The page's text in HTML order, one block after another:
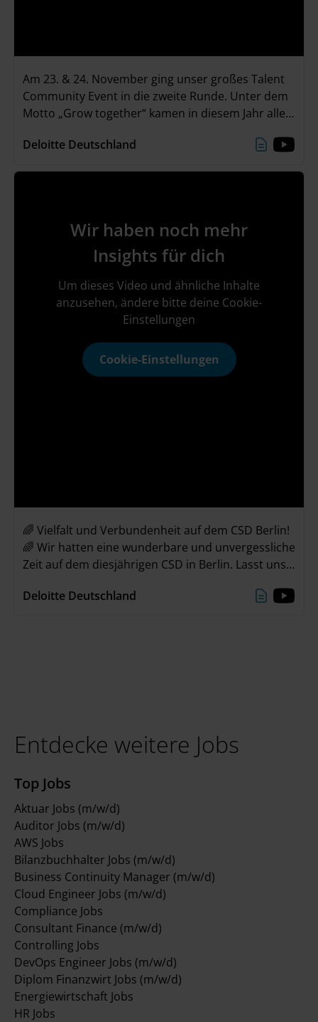
Am 23. & 24. November ging unser großes Talent
Community Event in die zweite Runde. Unter dem
Motto „Grow together“ kamen in diesem Jahr alle
„The Stage“ im Deloitte Office in Düsseldorf
alle, die dabei waren!
Deloitte Deutschland
Wir haben noch mehr
Insights für dich
Um dieses Video und ähnliche Inhalte
anzusehen, ändere bitte deine Cookie-
Einstellungen
Cookie-Einstellungen
🌈 Vielfalt und Verbundenheit auf dem CSD Berlin!
🌈 Wir hatten eine wunderbare und unvergessliche
Zeit auf dem diesjährigen CSD in Berlin. Lasst uns
unseren Alltag nehmen und weiterhin Vielfalt &
Deloitte Deutschland
Entdecke weitere Jobs
Top Jobs
Aktuar Jobs (m/w/d)
Auditor Jobs (m/w/d)
AWS Jobs
Bilanzbuchhalter Jobs (m/w/d)
Business Continuity Manager (m/w/d)
Cloud Engineer Jobs (m/w/d)
Compliance Jobs
Consultant Finance (m/w/d)
Controlling Jobs
DevOps Engineer Jobs (m/w/d)
Diplom Finanzwirt Jobs (m/w/d)
Energiewirtschaft Jobs
HR Jobs